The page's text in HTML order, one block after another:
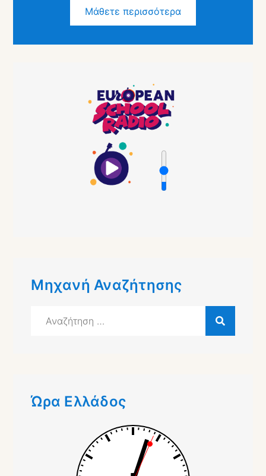
Μάθετε περισσότερα
Μηχανή Αναζήτησης
Αναζήτηση
Ώρα Ελλάδος